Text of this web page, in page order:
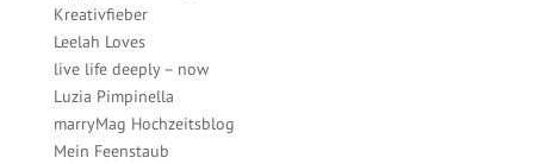
Kreativfieber
Leelah Loves
live life deeply – now
Luzia Pimpinella
marryMag Hochzeitsblog
Mein Feenstaub